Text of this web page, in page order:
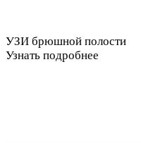
УЗИ брюшной полости
Узнать подробнее